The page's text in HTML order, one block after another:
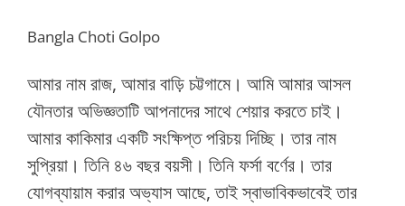
Bangla Choti Golpo
আমার নাম রাজ, আমার বাড়ি চট্টগামে। আমি আমার আসল
যৌনতার অভিজ্ঞতাটি আপনাদের সাথে শেয়ার করতে চাই।
আমার কাকিমার একটি সংক্ষিপ্ত পরিচয় দিচ্ছি। তার নাম
সুপ্রিয়া। তিনি ৪৬ বছর বয়সী। তিনি ফর্সা বর্ণের। তার
যোগব্যায়াম করার অভ্যাস আছে, তাই স্বাভাবিকভাবেই তার